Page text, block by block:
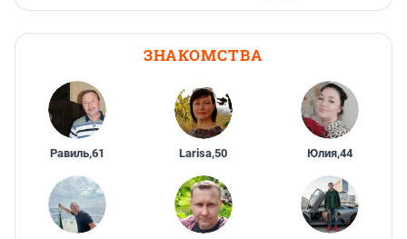
ЗНАКОМСТВА
Равиль,61 Larisa,50 Юлия,44